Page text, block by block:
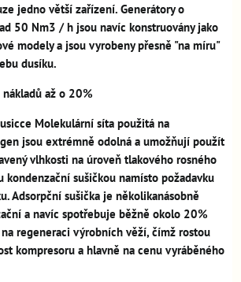
jedno větší zařízení. Generátory o
50 Nm3 / h jsou navíc konstruovány jako
modely a jsou vyrobeny přesně "na míru"
dusíku.
až o 20%
Molekulární síta použitá na
jsou extrémně odolná a umožňují použít
vlhkosti na úroveň tlakového rosného
kondenzační sušičkou namísto požadavku
Adsorpční sušička je několikanásobně
a navíc spotřebuje běžně okolo 20%
regeneraci výrobních věží, čímž rostou
kompresoru a hlavně na cenu vyráběného